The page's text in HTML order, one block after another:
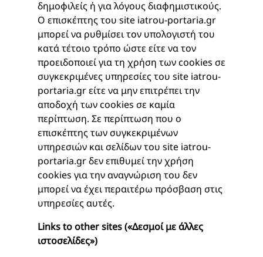
δημοφιλείς ή για λόγους διαφημιστικούς.
Ο επισκέπτης του site iatrou-portaria.gr
μπορεί να ρυθμίσει τον υπολογιστή του
κατά τέτοιο τρόπο ώστε είτε να τον
προειδοποιεί για τη χρήση των cookies σε
συγκεκριμένες υπηρεσίες του site iatrou-
portaria.gr είτε να μην επιτρέπει την
αποδοχή των cookies σε καμία
περίπτωση. Σε περίπτωση που ο
επισκέπτης των συγκεκριμένων
υπηρεσιών και σελίδων του site iatrou-
portaria.gr δεν επιθυμεί την χρήση
cookies για την αναγνώριση του δεν
μπορεί να έχει περαιτέρω πρόσβαση στις
υπηρεσίες αυτές.
Links to other sites («Δεσμοί με άλλες
ιστοσελίδες»)